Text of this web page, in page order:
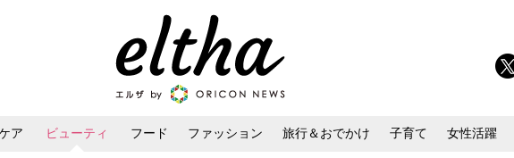
ア ビューティ フード ファッション 旅行＆おでかけ 子育て 女性活躍